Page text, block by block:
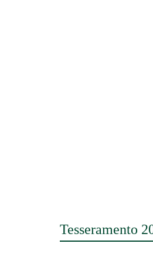
Tesseramento